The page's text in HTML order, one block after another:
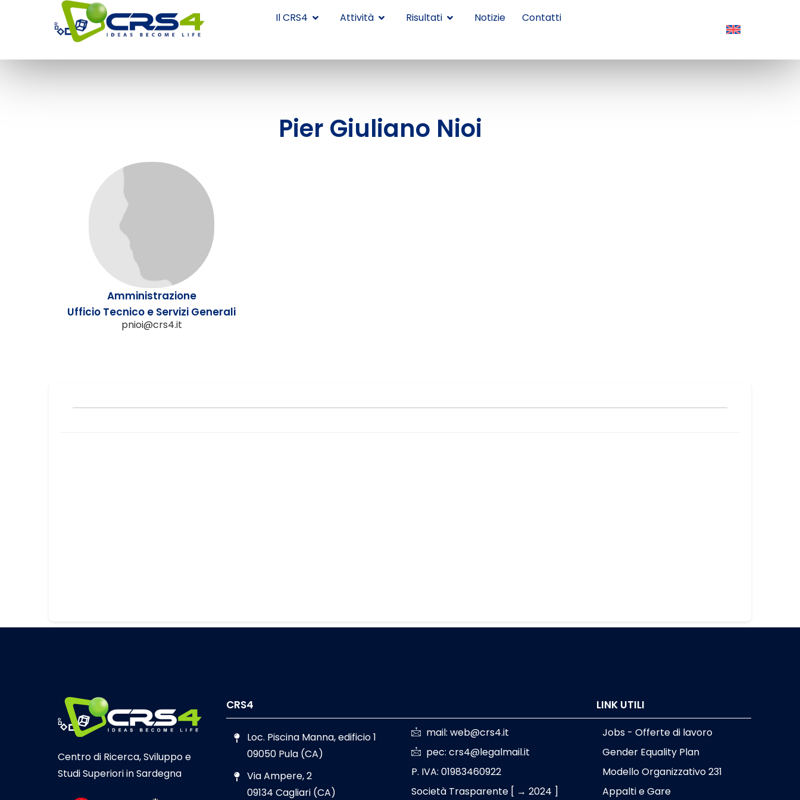
Il CRS4 Attività Risultati Notizie Contatti
Pier Giuliano Nioi
Amministrazione
Ufficio Tecnico e Servizi Generali
pnioi@crs4.it
Centro di Ricerca, Sviluppo e
Studi Superiori in Sardegna
CRS4
Loc. Piscina Manna, edificio 1
09050 Pula (CA)
Via Ampere, 2
09134 Cagliari (CA)
mail: web@crs4.it
pec: crs4@legalmail.it
P. IVA: 01983460922
Società Trasparente [ → 2024 ]
LINK UTILI
Jobs - Offerte di lavoro
Gender Equality Plan
Modello Organizzativo 231
Appalti e Gare